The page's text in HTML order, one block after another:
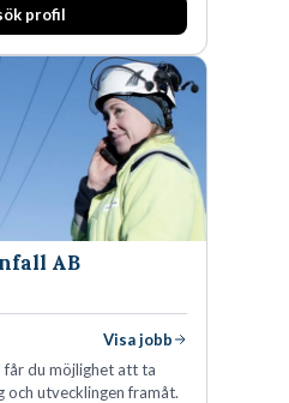
profil
AB
Visa jobb
får du möjlighet att ta
och utvecklingen framåt.